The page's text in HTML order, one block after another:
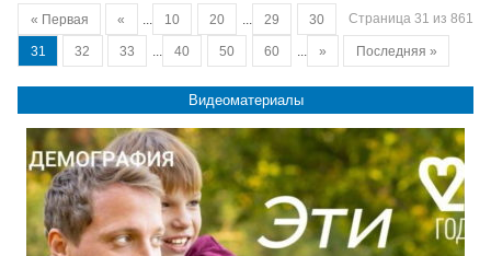
Страница 31 из 861
« Первая « 10 20 29 30
31 32 33 40 50 60 » Последняя »
Видеоматериалы